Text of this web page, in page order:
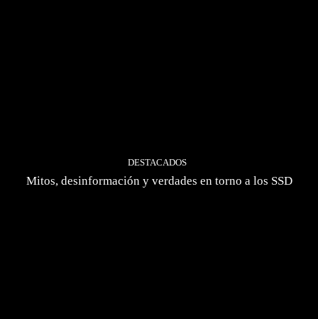
DESTACADOS
Mitos, desinformación y verdades en torno a los SSD